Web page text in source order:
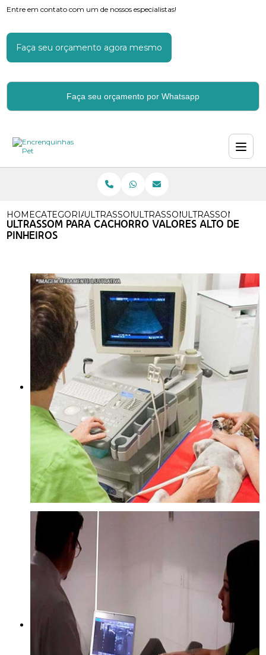
Entre em contato com um de nossos especialistas!
Faça seu orçamento agora mesmo
Faça seu orçamento por Whatsapp
HOMECATEGORIASULTRASSOM EM CACHORROS
ULTRASSOM DE CACHORRO
ULTRASSOM
ULTRASSOM PARA CACHORRO VALORES ALTO DE
PINHEIROS